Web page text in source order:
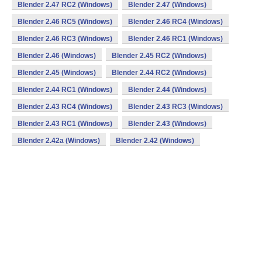
Blender 2.47 RC2 (Windows) Blender 2.47 (Windows)
Blender 2.46 RC5 (Windows) Blender 2.46 RC4 (Windows)
Blender 2.46 RC3 (Windows) Blender 2.46 RC1 (Windows)
Blender 2.46 (Windows) Blender 2.45 RC2 (Windows)
Blender 2.45 (Windows) Blender 2.44 RC2 (Windows)
Blender 2.44 RC1 (Windows) Blender 2.44 (Windows)
Blender 2.43 RC4 (Windows) Blender 2.43 RC3 (Windows)
Blender 2.43 RC1 (Windows) Blender 2.43 (Windows)
Blender 2.42a (Windows) Blender 2.42 (Windows)